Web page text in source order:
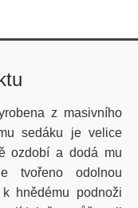
z masivního
sedáku je velice
ozdobí a dodá mu
tvořeno odolnou
hnědému podnoži